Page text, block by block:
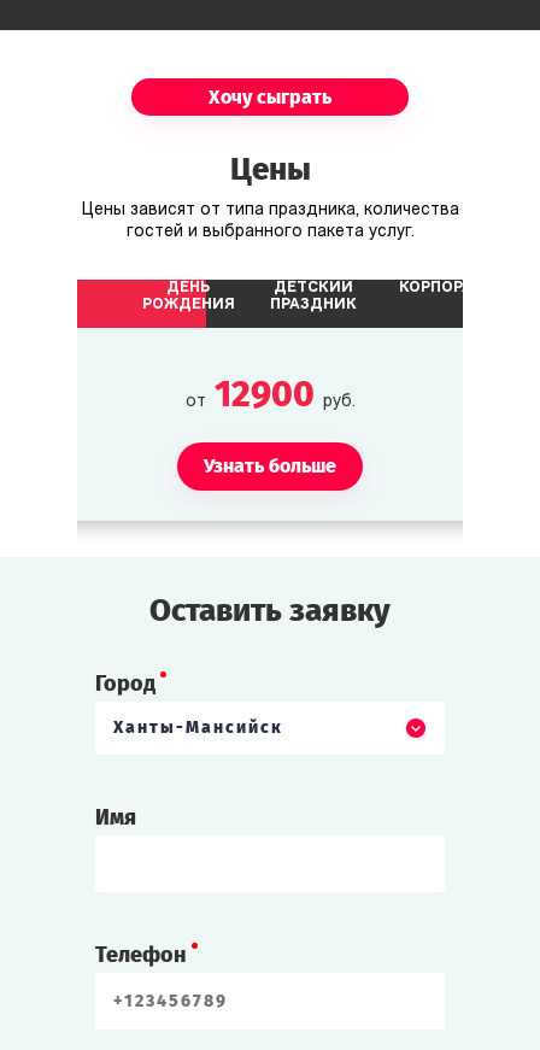
Хочу сыграть
Цены
Цены зависят от типа праздника, количества
гостей и выбранного пакета услуг.
ДЕНЬ
РОЖДЕНИЯ
ДЕТСКИЙ
ПРАЗДНИК
КОРПОРАТИВ
от 12900 руб.
Узнать больше
Оставить заявку
Город
Ханты-Мансийск
Имя
Телефон